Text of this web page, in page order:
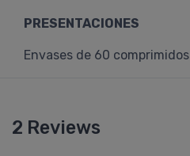
PRESENTACIONES
Envases de 60 comprimidos
2 Reviews